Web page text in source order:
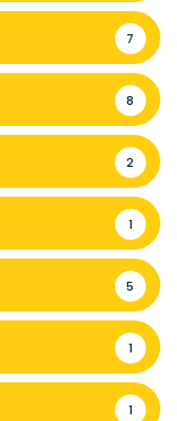
7
8
2
1
5
1
1